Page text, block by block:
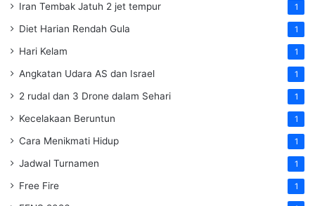
Iran Tembak Jatuh 2 jet tempur 1
Diet Harian Rendah Gula 1
Hari Kelam 1
Angkatan Udara AS dan Israel 1
2 rudal dan 3 Drone dalam Sehari 1
Kecelakaan Beruntun 1
Cara Menikmati Hidup 1
Jadwal Turnamen 1
Free Fire 1